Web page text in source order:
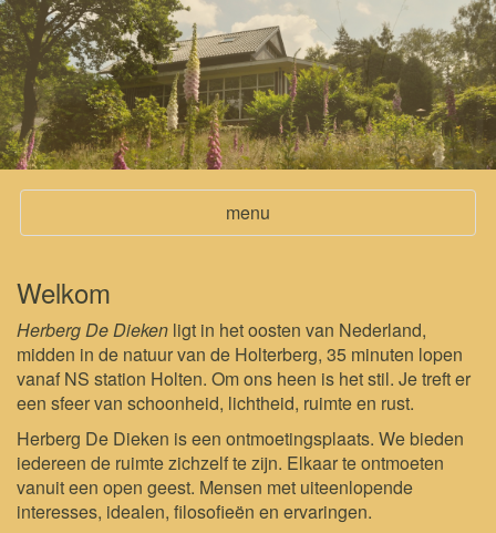
Toggle
navigation
menu
Welkom
Herberg De Dieken ligt in het oosten van Nederland,
midden in de natuur van de Holterberg, 35 minuten lopen
vanaf NS station Holten. Om ons heen is het stil. Je treft er
een sfeer van schoonheid, lichtheid, ruimte en rust.
Herberg De Dieken is een ontmoetingsplaats. We bieden
iedereen de ruimte zichzelf te zijn. Elkaar te ontmoeten
vanuit een open geest. Mensen met uiteenlopende
interesses, idealen, filosofieën en ervaringen.